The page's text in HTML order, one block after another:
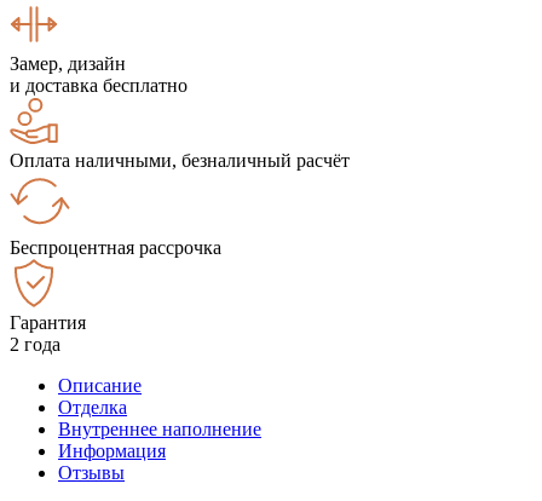
Замер, дизайн
и доставка бесплатно
Оплата наличными, безналичный расчёт
Беспроцентная рассрочка
Гарантия
2 года
Описание
Отделка
Внутреннее наполнение
Информация
Отзывы